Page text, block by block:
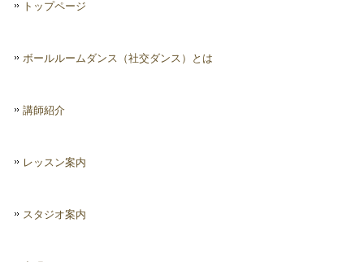
トップページ
ボールルームダンス（社交ダンス）とは
講師紹介
レッスン案内
スタジオ案内